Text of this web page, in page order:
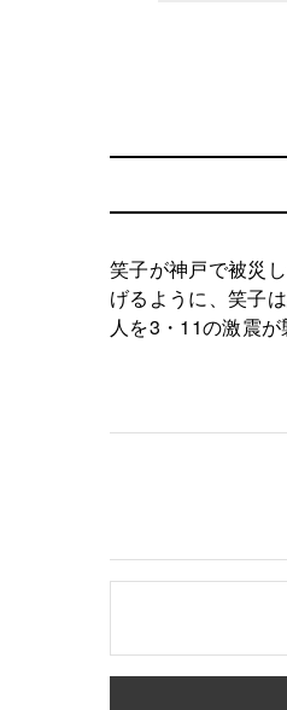
笑子が神戸で被災
げるように、笑子
人を3・11の激震が